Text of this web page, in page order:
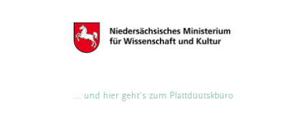
... und hier geht's zum Plattdüütskbüro